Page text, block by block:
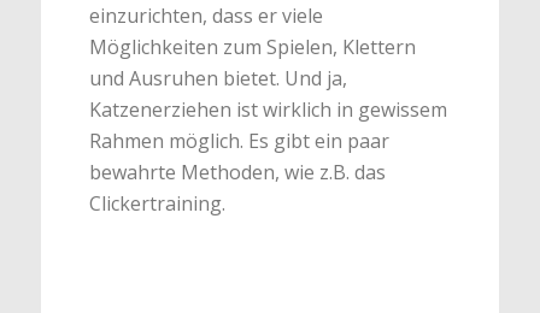
einzurichten, dass er viele
Möglichkeiten zum Spielen, Klettern
und Ausruhen bietet. Und ja,
Katzenerziehen ist wirklich in gewissem
Rahmen möglich. Es gibt ein paar
bewahrte Methoden, wie z.B. das
Clickertraining.